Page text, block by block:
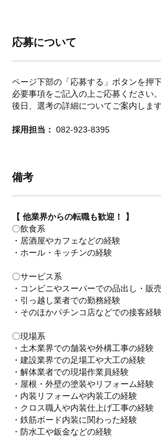
応募について
ページ下部の「応募する」ボタンを押下
必要事項をご記入の上ご応募ください。
後日、選考の詳細についてご案内します
採用担当： 082-923-8395
備考
【 他業界からの転職も歓迎！ 】
〇飲食系
・居酒屋やカフェなどの経験
・ホール・キッチンの経験
〇サービス系
・コンビニやスーパーでの品出し・販売
・引っ越し業者での勤務経験
・そのほかパチンコ店などでの接客経
〇現場系
・土木業界での舗装や外構工事の経験
・建設業界での足場工や大工の経験
・解体業者での現場作業員経験
・屋根・外壁の塗装やリフォーム経験
・内装リフォームや内装工の経験
・クロス職人や内装仕上げ工事の経験
・鉄筋ボード内装に関わった経験
・防水工や鈑金などの経験